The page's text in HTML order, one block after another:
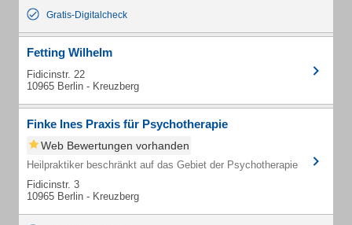
Gratis-Digitalcheck
Fetting Wilhelm
Fidicinstr. 22
10965 Berlin - Kreuzberg
Finke Ines Praxis für Psychotherapie
Web Bewertungen vorhanden
Heilpraktiker beschränkt auf das Gebiet der Psychotherapie
Fidicinstr. 3
10965 Berlin - Kreuzberg